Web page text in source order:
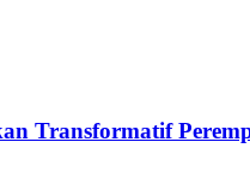
Transformatif